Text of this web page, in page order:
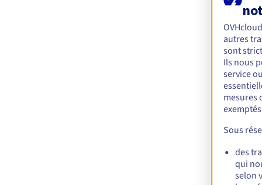
autres
sont
Ils nous
service
mesures
Sous
des
qui
selon